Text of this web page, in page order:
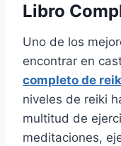
Libro
Uno de los
encontrar en
completo de
niveles de reiki
multitud de
meditaciones,